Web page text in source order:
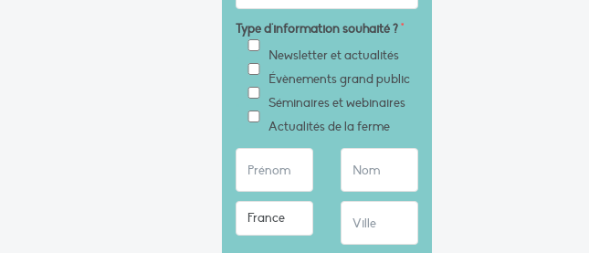
Type d'information souhaité ?*
Newsletter et actualités
Évènements grand public
Séminaires et webinaires
Actualités de la ferme